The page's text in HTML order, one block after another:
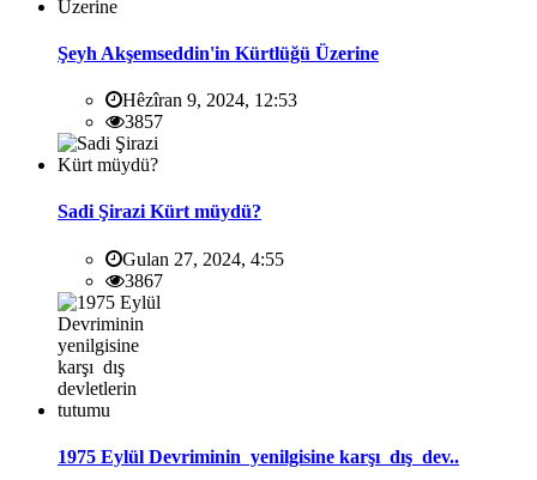
Şeyh Akşemseddin'in Kürtlüğü Üzerine
Hêzîran 9, 2024, 12:53
3857
Sadi Şirazi Kürt müydü?
Gulan 27, 2024, 4:55
3867
1975 Eylül Devriminin yenilgisine karşı dış dev..